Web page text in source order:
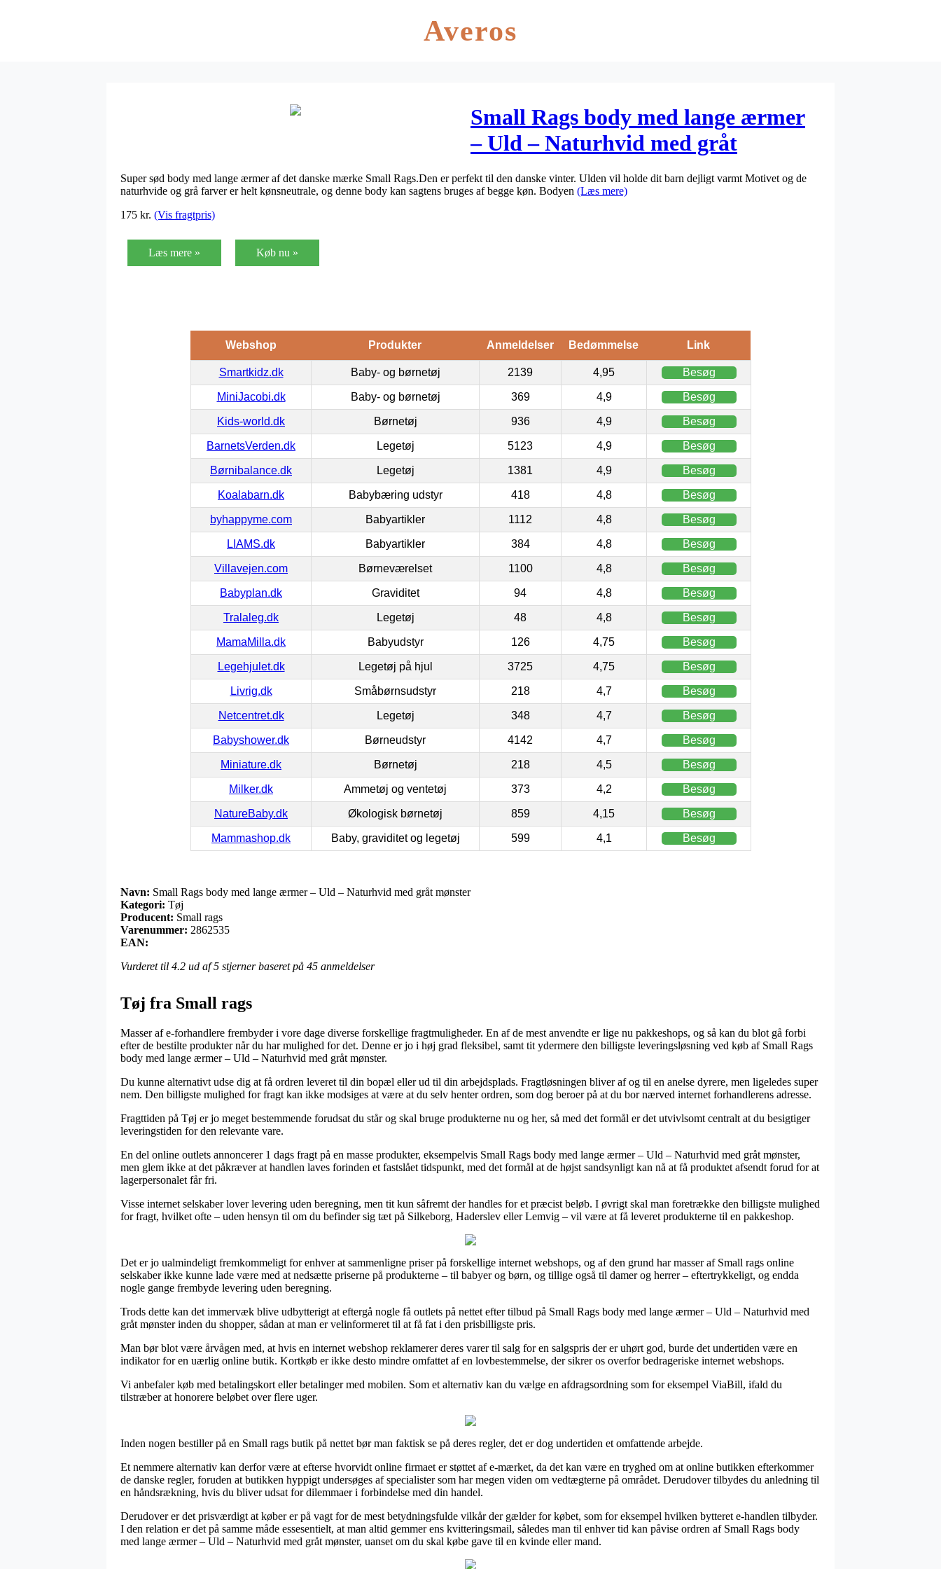
Averos
Small Rags body med lange ærmer
– Uld – Naturhvid med gråt
mønster
Super sød body med lange ærmer af det danske mærke Small Rags.Den er perfekt til den danske vinter. Ulden vil holde dit barn dejligt varmt Motivet og de
naturhvide og grå farver er helt kønsneutrale, og denne body kan sagtens bruges af begge køn. Bodyen (Læs mere)
175 kr. (Vis fragtpris)
Læs mere » Køb nu »
Webshop Produkter Anmeldelser Bedømmelse Link
Smartkidz.dk Baby- og børnetøj 2139 4,95 Besøg
MiniJacobi.dk Baby- og børnetøj 369 4,9 Besøg
Kids-world.dk Børnetøj 936 4,9 Besøg
BarnetsVerden.dk Legetøj 5123 4,9 Besøg
Børnibalance.dk Legetøj 1381 4,9 Besøg
Koalabarn.dk Babybæring udstyr 418 4,8 Besøg
byhappyme.com Babyartikler 1112 4,8 Besøg
LIAMS.dk Babyartikler 384 4,8 Besøg
Villavejen.com Børneværelset 1100 4,8 Besøg
Babyplan.dk Graviditet 94 4,8 Besøg
Tralaleg.dk Legetøj 48 4,8 Besøg
MamaMilla.dk Babyudstyr 126 4,75 Besøg
Legehjulet.dk Legetøj på hjul 3725 4,75 Besøg
Livrig.dk Småbørnsudstyr 218 4,7 Besøg
Netcentret.dk Legetøj 348 4,7 Besøg
Babyshower.dk Børneudstyr 4142 4,7 Besøg
Miniature.dk Børnetøj 218 4,5 Besøg
Milker.dk Ammetøj og ventetøj 373 4,2 Besøg
NatureBaby.dk Økologisk børnetøj 859 4,15 Besøg
Mammashop.dk Baby, graviditet og legetøj 599 4,1 Besøg
Navn: Small Rags body med lange ærmer – Uld – Naturhvid med gråt mønster
Kategori: Tøj
Producent: Small rags
Varenummer: 2862535
EAN:
Vurderet til 4.2 ud af 5 stjerner baseret på 45 anmeldelser
Tøj fra Small rags
Masser af e-forhandlere frembyder i vore dage diverse forskellige fragtmuligheder. En af de mest anvendte er lige nu pakkeshops, og så kan du blot gå forbi
efter de bestilte produkter når du har mulighed for det. Denne er jo i høj grad fleksibel, samt tit ydermere den billigste leveringsløsning ved køb af Small Rags
body med lange ærmer – Uld – Naturhvid med gråt mønster.
Du kunne alternativt udse dig at få ordren leveret til din bopæl eller ud til din arbejdsplads. Fragtløsningen bliver af og til en anelse dyrere, men ligeledes super
nem. Den billigste mulighed for fragt kan ikke modsiges at være at du selv henter ordren, som dog beroer på at du bor nærved internet forhandlerens adresse.
Fragttiden på Tøj er jo meget bestemmende forudsat du står og skal bruge produkterne nu og her, så med det formål er det utvivlsomt centralt at du besigtiger
leveringstiden for den relevante vare.
En del online outlets annoncerer 1 dags fragt på en masse produkter, eksempelvis Small Rags body med lange ærmer – Uld – Naturhvid med gråt mønster,
men glem ikke at det påkræver at handlen laves forinden et fastslået tidspunkt, med det formål at de højst sandsynligt kan nå at få produktet afsendt forud for at
lagerpersonalet får fri.
Visse internet selskaber lover levering uden beregning, men tit kun såfremt der handles for et præcist beløb. I øvrigt skal man foretrække den billigste mulighed
for fragt, hvilket ofte – uden hensyn til om du befinder sig tæt på Silkeborg, Haderslev eller Lemvig – vil være at få leveret produkterne til en pakkeshop.
Det er jo ualmindeligt fremkommeligt for enhver at sammenligne priser på forskellige internet webshops, og af den grund har masser af Small rags online
selskaber ikke kunne lade være med at nedsætte priserne på produkterne – til babyer og børn, og tillige også til damer og herrer – eftertrykkeligt, og endda
nogle gange frembyde levering uden beregning.
Trods dette kan det immervæk blive udbytterigt at eftergå nogle få outlets på nettet efter tilbud på Small Rags body med lange ærmer – Uld – Naturhvid med
gråt mønster inden du shopper, sådan at man er velinformeret til at få fat i den prisbilligste pris.
Man bør blot være årvågen med, at hvis en internet webshop reklamerer deres varer til salg for en salgspris der er uhørt god, burde det undertiden være en
indikator for en uærlig online butik. Kortkøb er ikke desto mindre omfattet af en lovbestemmelse, der sikrer os overfor bedrageriske internet webshops.
Vi anbefaler køb med betalingskort eller betalinger med mobilen. Som et alternativ kan du vælge en afdragsordning som for eksempel ViaBill, ifald du
tilstræber at honorere beløbet over flere uger.
Inden nogen bestiller på en Small rags butik på nettet bør man faktisk se på deres regler, det er dog undertiden et omfattende arbejde.
Et nemmere alternativ kan derfor være at efterse hvorvidt online firmaet er støttet af e-mærket, da det kan være en tryghed om at online butikken efterkommer
de danske regler, foruden at butikken hyppigt undersøges af specialister som har megen viden om vedtægterne på området. Derudover tilbydes du anledning til
en håndsrækning, hvis du bliver udsat for dilemmaer i forbindelse med din handel.
Derudover er det prisværdigt at køber er på vagt for de mest betydningsfulde vilkår der gælder for købet, som for eksempel hvilken bytteret e-handlen tilbyder.
I den relation er det på samme måde essesentielt, at man altid gemmer ens kvitteringsmail, således man til enhver tid kan påvise ordren af Small Rags body
med lange ærmer – Uld – Naturhvid med gråt mønster, uanset om du skal købe gave til en kvinde eller mand.